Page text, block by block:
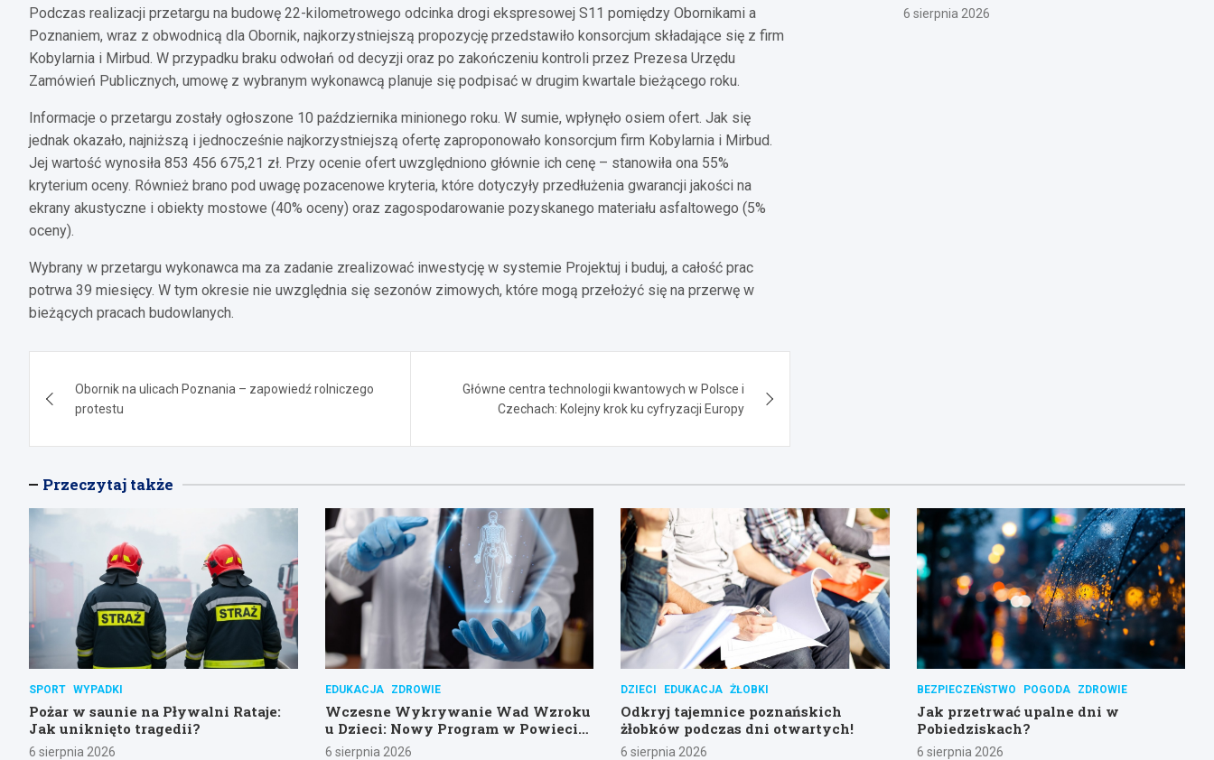
Podczas realizacji przetargu na budowę 22-kilometrowego odcinka drogi ekspresowej S11 pomiędzy Obornikami a
Poznaniem, wraz z obwodnicą dla Obornik, najkorzystniejszą propozycję przedstawiło konsorcjum składające się z firm
Kobylarnia i Mirbud. W przypadku braku odwołań od decyzji oraz po zakończeniu kontroli przez Prezesa Urzędu
Zamówień Publicznych, umowę z wybranym wykonawcą planuje się podpisać w drugim kwartale bieżącego roku.
Informacje o przetargu zostały ogłoszone 10 października minionego roku. W sumie, wpłynęło osiem ofert. Jak się
jednak okazało, najniższą i jednocześnie najkorzystniejszą ofertę zaproponowało konsorcjum firm Kobylarnia i Mirbud.
Jej wartość wynosiła 853 456 675,21 zł. Przy ocenie ofert uwzględniono głównie ich cenę – stanowiła ona 55%
kryterium oceny. Również brano pod uwagę pozacenowe kryteria, które dotyczyły przedłużenia gwarancji jakości na
ekrany akustyczne i obiekty mostowe (40% oceny) oraz zagospodarowanie pozyskanego materiału asfaltowego (5%
oceny).
Wybrany w przetargu wykonawca ma za zadanie zrealizować inwestycję w systemie Projektuj i buduj, a całość prac
potrwa 39 miesięcy. W tym okresie nie uwzględnia się sezonów zimowych, które mogą przełożyć się na przerwę w
bieżących pracach budowlanych.
wpisu
Obornik na ulicach Poznania – zapowiedź rolniczego
protestu
Główne centra technologii kwantowych w Polsce i
Czechach: Kolejny krok ku cyfryzacji Europy
6 sierpnia 2026
Przeczytaj także
SPORT WYPADKI
Pożar w saunie na Pływalni Rataje:
Jak uniknięto tragedii?
6 sierpnia 2026
EDUKACJA ZDROWIE
Wczesne Wykrywanie Wad Wzroku
u Dzieci: Nowy Program w Powiecie
Poznańskim
6 sierpnia 2026
DZIECI EDUKACJA ŻŁOBKI
Odkryj tajemnice poznańskich
żłobków podczas dni otwartych!
6 sierpnia 2026
BEZPIECZEŃSTWO POGODA ZDROWIE
Jak przetrwać upalne dni w
Pobiedziskach?
6 sierpnia 2026